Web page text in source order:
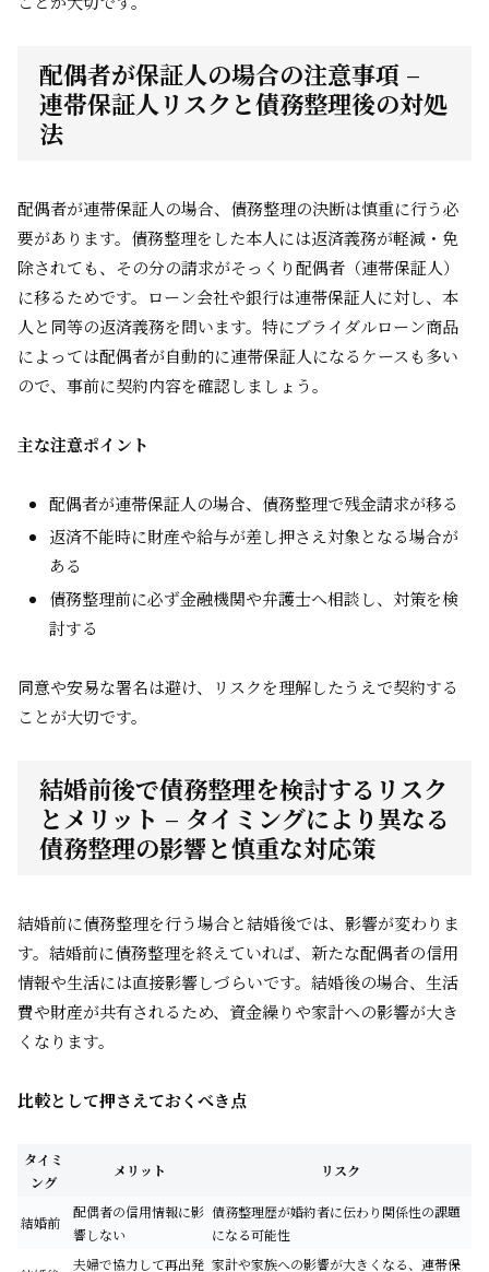
配偶者が保証人の場合の注意事項 –
連帯保証人リスクと債務整理後の対処
法
配偶者が連帯保証人の場合、債務整理の決断は慎重に行う必
要があります。債務整理をした本人には返済義務が軽減・免
除されても、その分の請求がそっくり配偶者（連帯保証人）
に移るためです。ローン会社や銀行は連帯保証人に対し、本
人と同等の返済義務を問います。特にブライダルローン商品
によっては配偶者が自動的に連帯保証人になるケースも多い
ので、事前に契約内容を確認しましょう。
主な注意ポイント
配偶者が連帯保証人の場合、債務整理で残金請求が移る
返済不能時に財産や給与が差し押さえ対象となる場合が
ある
債務整理前に必ず金融機関や弁護士へ相談し、対策を検
討する
同意や安易な署名は避け、リスクを理解したうえで契約する
ことが大切です。
結婚前後で債務整理を検討するリスク
とメリット – タイミングにより異なる
債務整理の影響と慎重な対応策
結婚前に債務整理を行う場合と結婚後では、影響が変わりま
す。結婚前に債務整理を終えていれば、新たな配偶者の信用
情報や生活には直接影響しづらいです。結婚後の場合、生活
費や財産が共有されるため、資金繰りや家計への影響が大き
くなります。
比較として押さえておくべき点
タイミ
ング
メリット リスク
結婚前
配偶者の信用情報に影
響しない
債務整理歴が婚約者に伝わり関係性の課題
になる可能性
夫婦で協力して再出発 家計や家族への影響が大きくなる、連帯保